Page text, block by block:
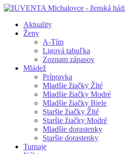
Aktuality
Ženy
A-Tím
Ligová tabuľka
Zoznam zápasov
Mládež
Prípravka
Mladšie žiačky Žlté
Mladšie žiačky Modré
Mladšie žiačky Biele
Staršie žiačky Žlté
Staršie žiačky Modré
Mladšie dorastenky
Staršie dorastenky
Turnaje